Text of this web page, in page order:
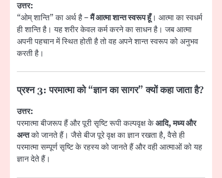
उत्तर:
“ओम् शान्ति” का अर्थ है –मैं आत्मा शान्त स्वरूप हूँ। आत्मा का स्वधर्म
ही शान्ति है। यह शरीर केवल कर्म करने का साधन है। जब आत्मा
अपनी पहचान में स्थित होती है तो वह अपने शान्त स्वरूप को अनुभव
करती है।
प्रश्न 3: परमात्मा को “ज्ञान का सागर” क्यों कहा जाता है?
उत्तर:
परमात्मा बीजरूप हैं और पूरी सृष्टि रूपी कल्पवृक्ष केआदि, मध्य और
अन्तको जानते हैं। जैसे बीज पूरे वृक्ष का ज्ञान रखता है, वैसे ही
परमात्मा सम्पूर्ण सृष्टि के रहस्य को जानते हैं और वही आत्माओं को यह
ज्ञान देते हैं।